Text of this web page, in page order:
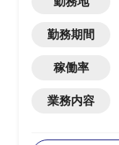
勤務期間
稼働率
業務内容